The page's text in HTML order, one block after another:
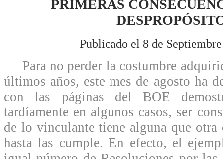
PRIMERAS
Publicado el 8 de
Para no perder la costumbre
últimos años, este mes de agosto ha
con las páginas del BOE
tardíamente en algunos casos, ser
de lo vinculante tiene alguna que otra
hasta las cumple. En efecto, el